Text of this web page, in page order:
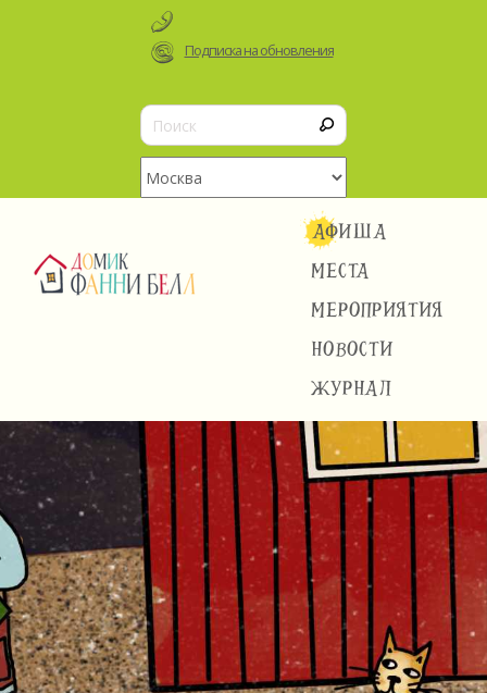
Подписка на обновления
АФИША
МЕСТА
МЕРОПРИЯТИЯ
НОВОСТИ
ЖУРНАЛ